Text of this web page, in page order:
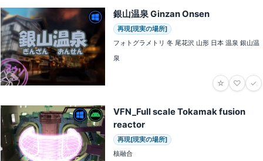
銀山温泉 Ginzan Onsen
再現[現実の場所]
フォトグラメトリ 冬 尾花沢 山形 日本 温泉 銀山温
泉
☆ ♡ ✓
VFN_Full scale Tokamak fusion
reactor
再現[現実の場所]
核融合